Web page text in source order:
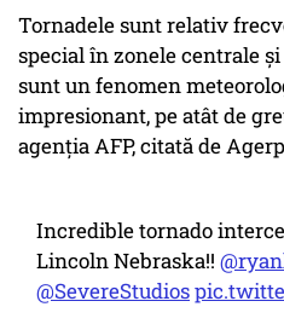
Tornadele sunt relativ
special în zonele centrale
sunt un fenomen
impresionant, pe atât de
agenția AFP, citată de
Incredible tornado
Lincoln Nebraska!!
@SevereStudios